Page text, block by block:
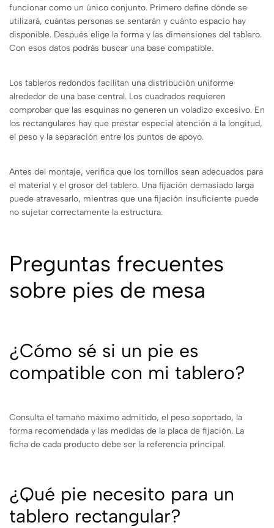
funcionar como un único conjunto. Primero define dónde se
utilizará, cuántas personas se sentarán y cuánto espacio hay
disponible. Después elige la forma y las dimensiones del tablero.
Con esos datos podrás buscar una base compatible.
Los tableros redondos facilitan una distribución uniforme
alrededor de una base central. Los cuadrados requieren
comprobar que las esquinas no generen un voladizo excesivo. En
los rectangulares hay que prestar especial atención a la longitud,
el peso y la separación entre los puntos de apoyo.
Antes del montaje, verifica que los tornillos sean adecuados para
el material y el grosor del tablero. Una fijación demasiado larga
puede atravesarlo, mientras que una fijación insuficiente puede
no sujetar correctamente la estructura.
Preguntas frecuentes
sobre pies de mesa
¿Cómo sé si un pie es
compatible con mi tablero?
Consulta el tamaño máximo admitido, el peso soportado, la
forma recomendada y las medidas de la placa de fijación. La
ficha de cada producto debe ser la referencia principal.
¿Qué pie necesito para un
tablero rectangular?